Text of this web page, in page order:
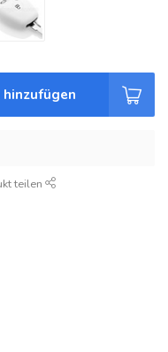
teilen